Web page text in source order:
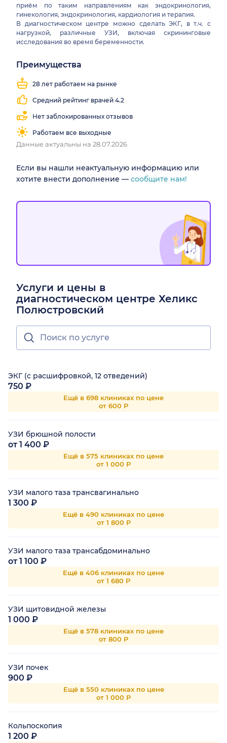
приём по таким направлениям как эндокринология,
гинекология, эндокринология, кардиология и терапия.
В диагностическом центре можно сделать ЭКГ, в т.ч. с
нагрузкой, различные УЗИ, включая скрининговые
исследования во время беременности.
Преимущества
28 лет работаем на рынке
Средний рейтинг врачей 4.2
Нет заблокированных отзывов
Работаем все выходные
Данные актуальны на 28.07.2026
Если вы нашли неактуальную информацию или
хотите внести дополнение — сообщите нам!
Услуги и цены в
диагностическом центре Хеликс
Полюстровский
ЭКГ (с расшифровкой, 12 отведений)
750 ₽
Ещё в 698 клиниках по цене
от 600 Р
УЗИ брюшной полости
от 1 400 ₽
Ещё в 575 клиниках по цене
от 1 000 Р
УЗИ малого таза трансвагинально
1 300 ₽
Ещё в 490 клиниках по цене
от 1 800 Р
УЗИ малого таза трансабдоминально
от 1 100 ₽
Ещё в 406 клиниках по цене
от 1 680 Р
УЗИ щитовидной железы
1 000 ₽
Ещё в 578 клиниках по цене
от 800 Р
УЗИ почек
900 ₽
Ещё в 550 клиниках по цене
от 1 000 Р
Кольпоскопия
1 200 ₽